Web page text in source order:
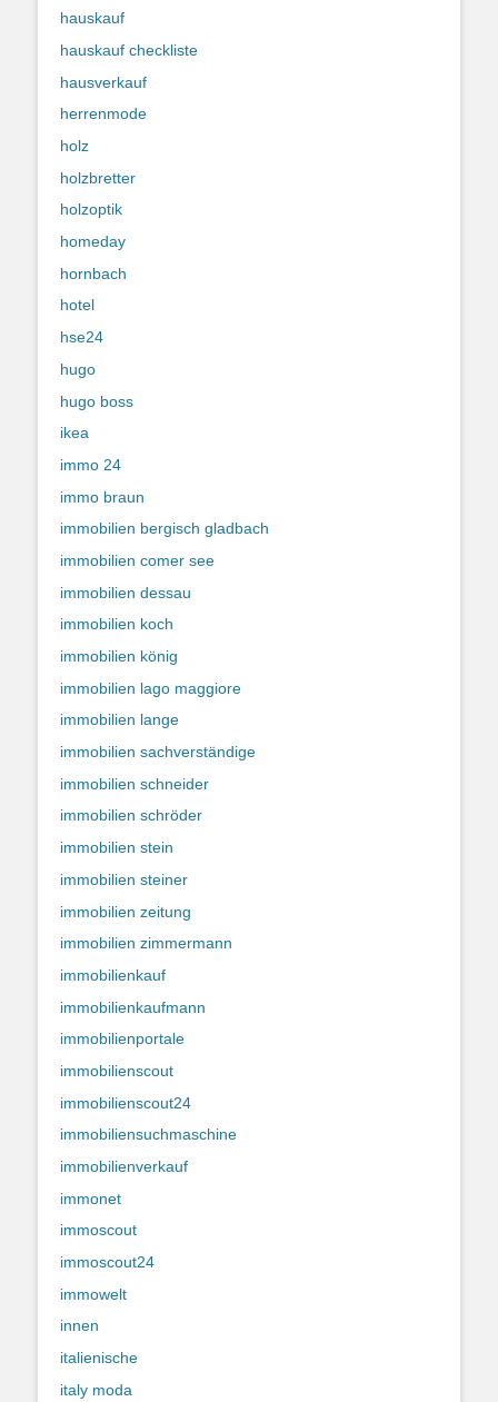
hauskauf
hauskauf checkliste
hausverkauf
herrenmode
holz
holzbretter
holzoptik
homeday
hornbach
hotel
hse24
hugo
hugo boss
ikea
immo 24
immo braun
immobilien bergisch gladbach
immobilien comer see
immobilien dessau
immobilien koch
immobilien könig
immobilien lago maggiore
immobilien lange
immobilien sachverständige
immobilien schneider
immobilien schröder
immobilien stein
immobilien steiner
immobilien zeitung
immobilien zimmermann
immobilienkauf
immobilienkaufmann
immobilienportale
immobilienscout
immobilienscout24
immobiliensuchmaschine
immobilienverkauf
immonet
immoscout
immoscout24
immowelt
innen
italienische
italy moda